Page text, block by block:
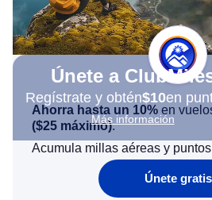
Únete a
Regístrate y obtén$10en
Más información
Ahorra hasta un 10% en
($25 máximo).
Acumula millas aéreas y
Únete gratis